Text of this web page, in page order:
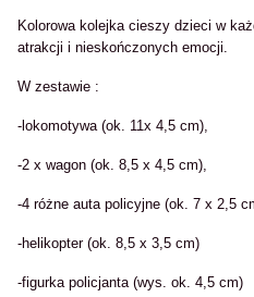
Kolorowa kolejka cieszy dzieci w
atrakcji i nieskończonych emocji.
W zestawie :
-lokomotywa (ok. 11x 4,5 cm),
-2 x wagon (ok. 8,5 x 4,5 cm),
-4 różne auta policyjne (ok. 7 x 2,5
-helikopter (ok. 8,5 x 3,5 cm)
-figurka policjanta (wys. ok. 4,5 cm)